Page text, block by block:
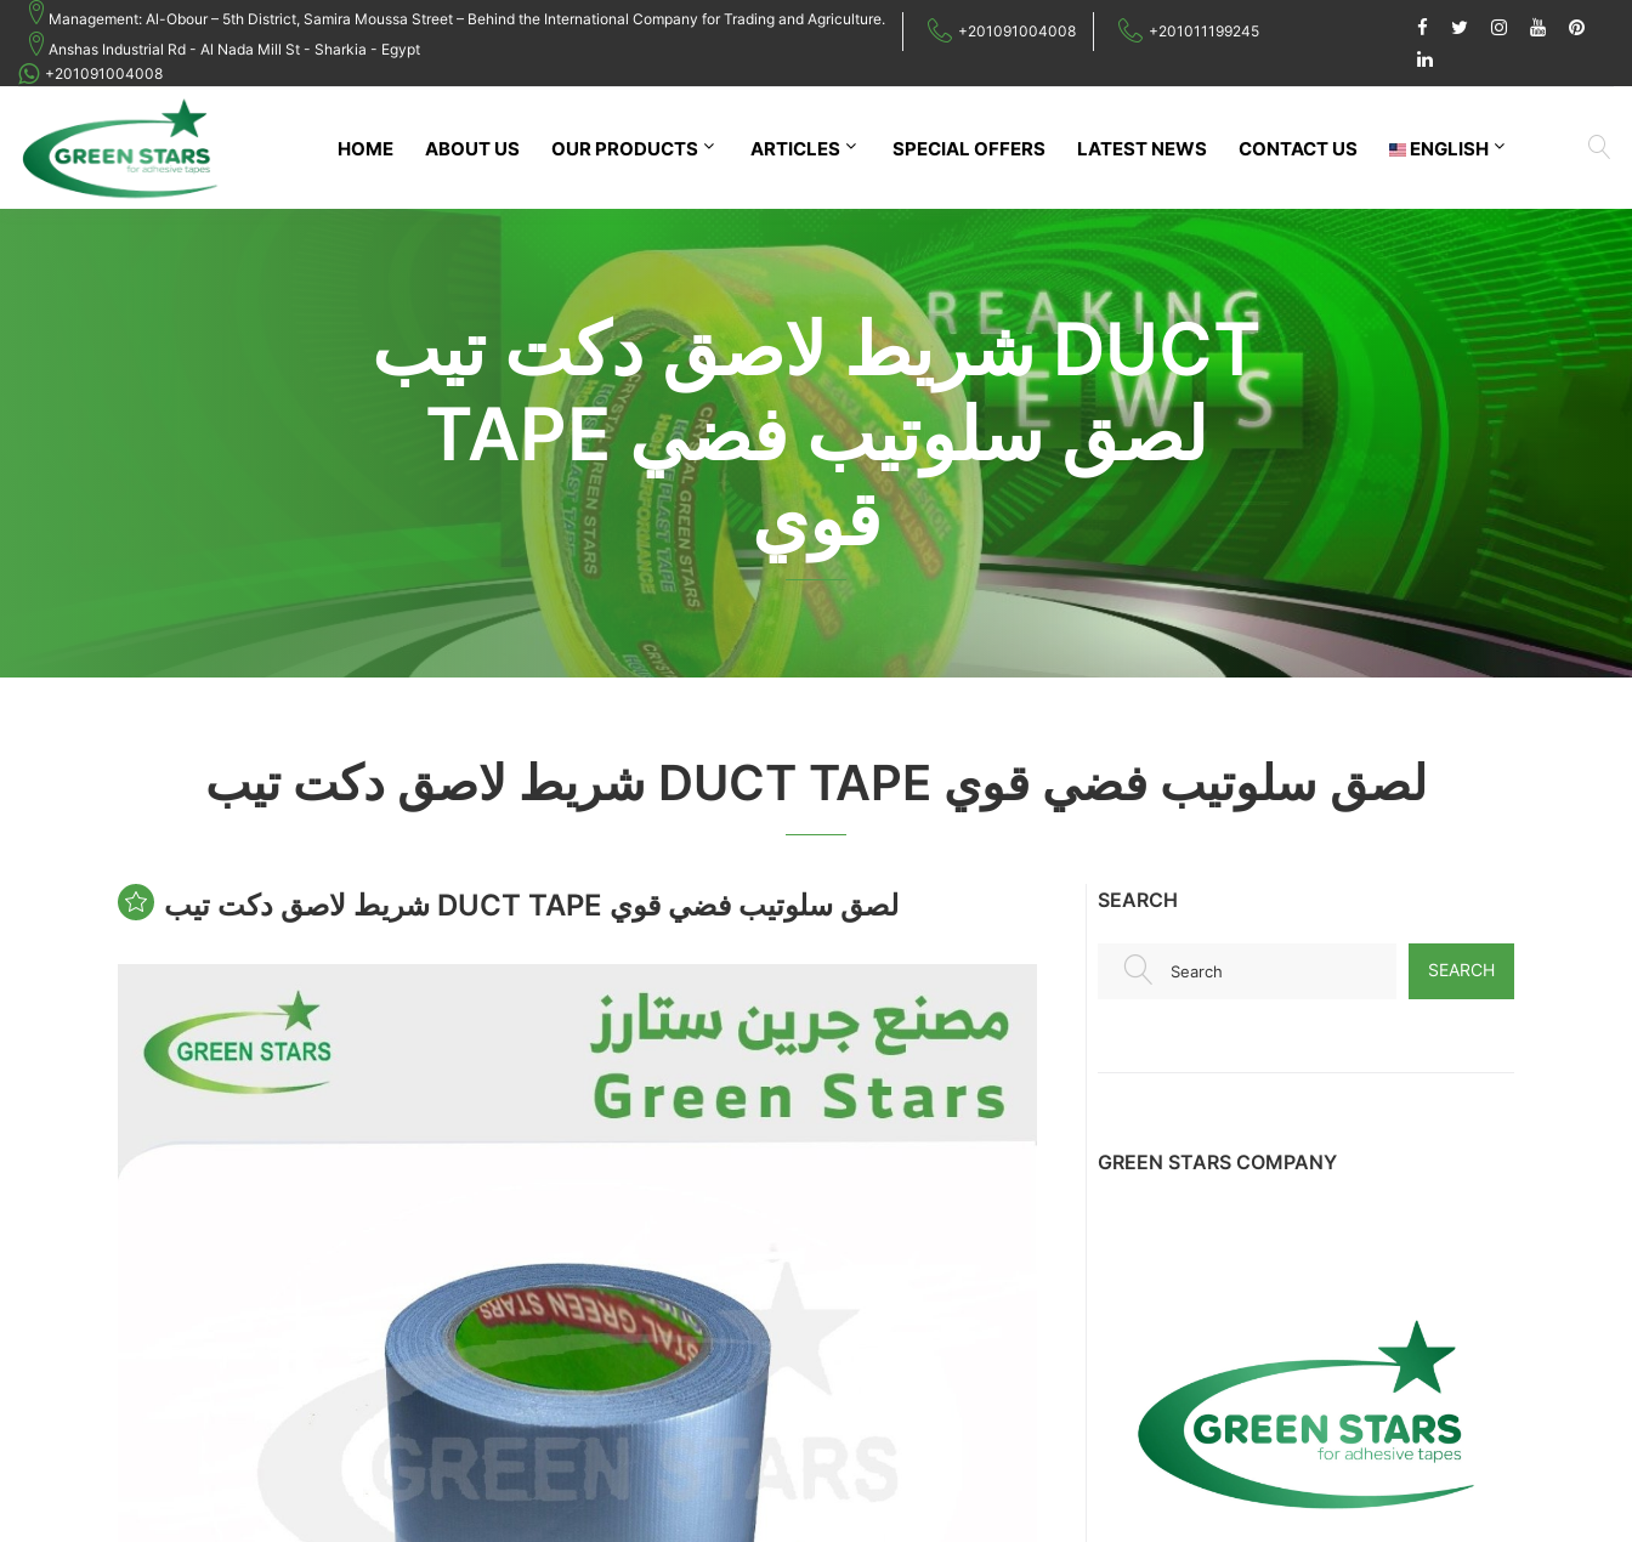
Management: Al-Obour – 5th District, Samira Moussa Street – Behind the International Company for Trading and Agriculture.
Anshas Industrial Rd - Al Nada Mill St - Sharkia - Egypt
+201091004008 +201011199245
+201091004008
HOME ABOUT US OUR PRODUCTS ARTICLES SPECIAL OFFERS LATEST NEWS CONTACT US ENGLISH
شريط لاصق دكت تيب DUCT
TAPE لصق سلوتيب فضي
قوي
شريط لاصق دكت تيب DUCT TAPE لصق سلوتيب فضي قوي
شريط لاصق دكت تيب DUCT TAPE لصق سلوتيب فضي قوي SEARCH
Search SEARCH
GREEN STARS COMPANY